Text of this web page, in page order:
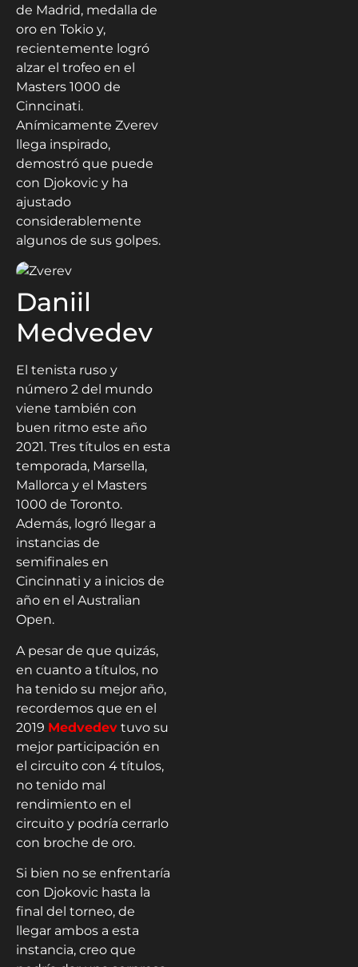
de Madrid, medalla de
oro en Tokio y,
recientemente logró
alzar el trofeo en el
Masters 1000 de
Cinncinati.
Anímicamente Zverev
llega inspirado,
demostró que puede
con Djokovic y ha
ajustado
considerablemente
algunos de sus golpes.
Daniil
Medvedev
El tenista ruso y
número 2 del mundo
viene también con
buen ritmo este año
2021. Tres títulos en esta
temporada, Marsella,
Mallorca y el Masters
1000 de Toronto.
Además, logró llegar a
instancias de
semifinales en
Cincinnati y a inicios de
año en el Australian
Open.
A pesar de que quizás,
en cuanto a títulos, no
ha tenido su mejor año,
recordemos que en el
2019 Medvedev tuvo su
mejor participación en
el circuito con 4 títulos,
no tenido mal
rendimiento en el
circuito y podría cerrarlo
con broche de oro.
Si bien no se enfrentaría
con Djokovic hasta la
final del torneo, de
llegar ambos a esta
instancia, creo que